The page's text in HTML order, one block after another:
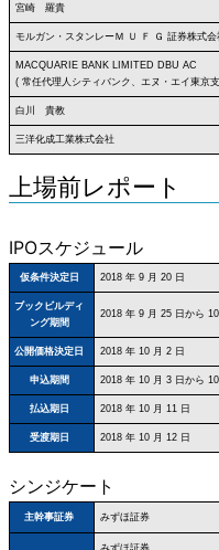
宮崎 羅貴
モルガン・スタンレーＭ Ｕ Ｆ Ｇ 証券株式会
MACQUARIE BANK LIMITED DBU AC
( 常任代理人シティバンク、エヌ・エイ東京
白川 貴教
三洋化成工業株式会社
上場前レポート
IPOスケジュール
仮条件決定日 2018 年 9 月 20 日
ブックビルディ
ング期間
2018 年 9 月 25 日から
公開価格決定日 2018 年 10 月 2 日
申込期間 2018 年 10 月 3 日から
払込期日 2018 年 10 月 11 日
受渡期日 2018 年 10 月 12 日
シンジケート
主幹事証券 みずほ証券
みずほ証券